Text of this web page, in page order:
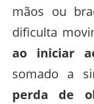
mãos ou
dificulta
ao iniciar
somado a
perda de